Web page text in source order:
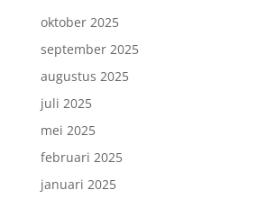
oktober 2025
september 2025
augustus 2025
juli 2025
mei 2025
februari 2025
januari 2025